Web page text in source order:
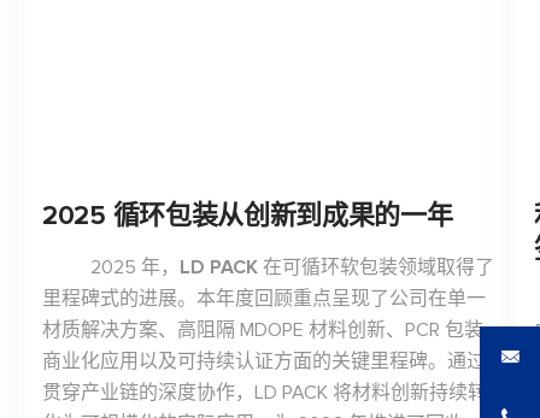
2025 循环包装从创新到成果的一年
2025 年， LD PACK 在可循环软包装领域取得了
里程碑式的进展。本年度回顾重点呈现了公司在单一
材质解决方案、高阻隔 MDOPE 材料创新、PCR 包装
商业化应用以及可持续认证方面的关键里程碑。通过
贯穿产业链的深度协作，LD PACK 将材料创新持续转